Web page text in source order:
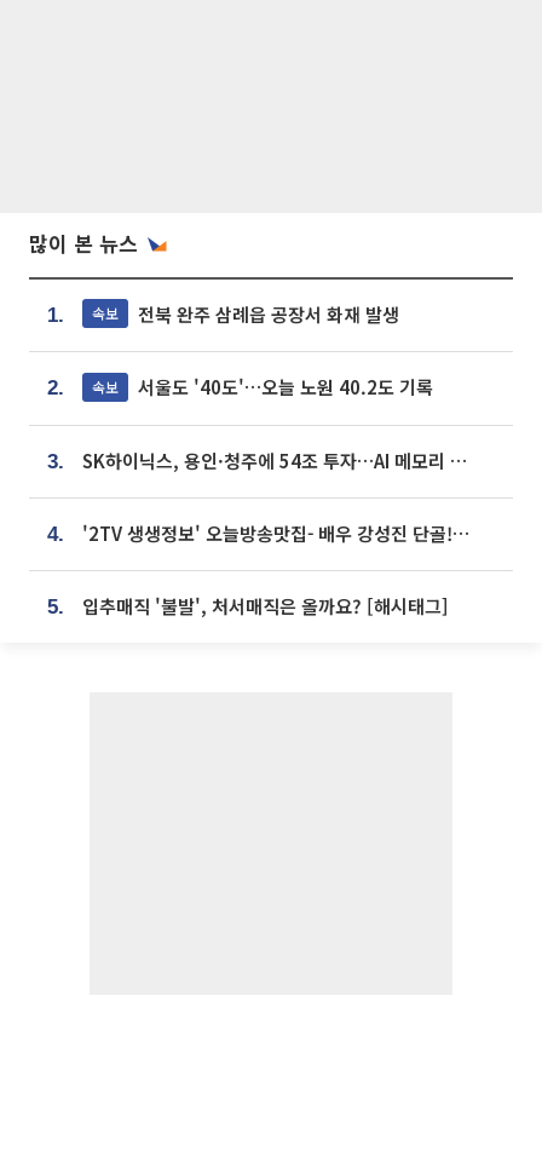
많이 본 뉴스
1. 속보 전북 완주 삼례읍 공장서 화재 발생
2. 속보 서울도 '40도'…오늘 노원 40.2도 기록
3. SK하이닉스, 용인·청주에 54조 투자…AI 메모리 생산기지 키운다
4. '2TV 생생정보' 오늘방송맛집- 배우 강성진 단골! 쌀국수ㆍ푸팟퐁 커리 맛집 '블○○○'
5. 입추매직 '불발', 처서매직은 올까요? [해시태그]